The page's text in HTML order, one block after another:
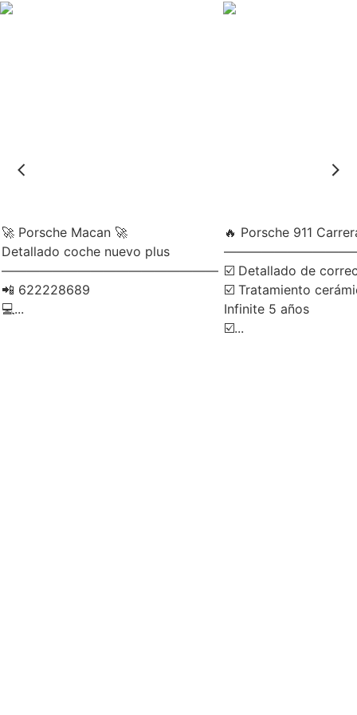
🚀 Porsche Macan 🚀
Detallado coche nuevo plus
—————————————————
📲 622228689
💻...
🔥 Porsche 911
☑️ Detallado de
☑️ Tratamiento
Infinite 5 años
☑️...